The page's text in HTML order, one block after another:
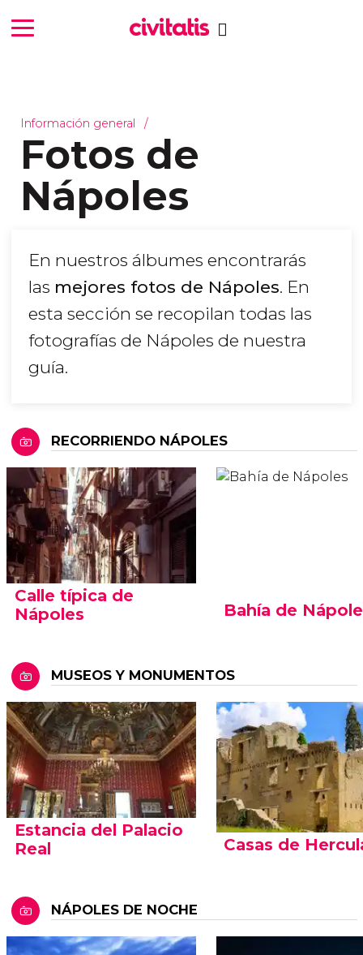
Información general
Fotos de
Nápoles
En nuestros álbumes encontrarás
las mejores fotos de Nápoles. En
esta sección se recopilan todas las
fotografías de Nápoles de nuestra
guía.
RECORRIENDO NÁPOLES
Calle típica de
Nápoles
Bahía de
MUSEOS Y MONUMENTOS
Estancia del Palacio
Real
Casas de
NÁPOLES DE NOCHE